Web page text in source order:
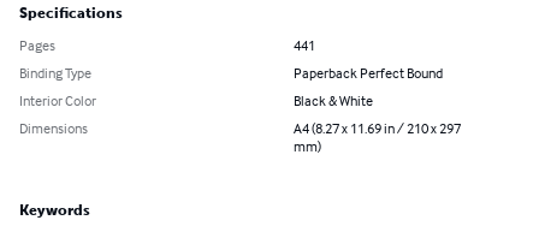
Specifications
Pages
441
Binding Type
Paperback Perfect Bound
Interior Color
Black & White
Dimensions
A4 (8.27 x 11.69 in / 210 x 297
mm)
Keywords